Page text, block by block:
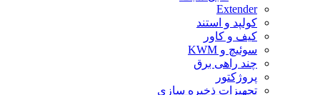
Extender
کولپد و استند
کیف و کاور
سوئیچ و KWM
چند راهی برق
پروژکتور
تجهیزات ذخیره سازی